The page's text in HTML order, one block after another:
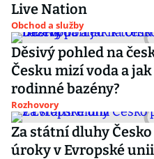
Live Nation
Obchod a služby
Děsivý pohled na
Česku mizí voda a
rodinné bazény?
Rozhovory
Za státní dluhy
úroky v Evropské unii